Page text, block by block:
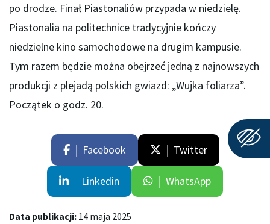
po drodze. Finał Piastonaliów przypada w niedzielę.
Piastonalia na politechnice tradycyjnie kończy
niedzielne kino samochodowe na drugim kampusie.
Tym razem będzie można obejrzeć jedną z najnowszych
produkcji z plejadą polskich gwiazd: „Wujka foliarza”.
Początek o godz. 20.
Facebook Twitter
Linkedin WhatsApp
Data publikacji: 14 maja 2025